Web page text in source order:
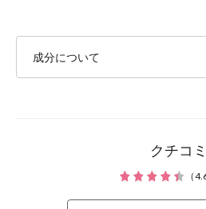
成分について
クチコミ
（